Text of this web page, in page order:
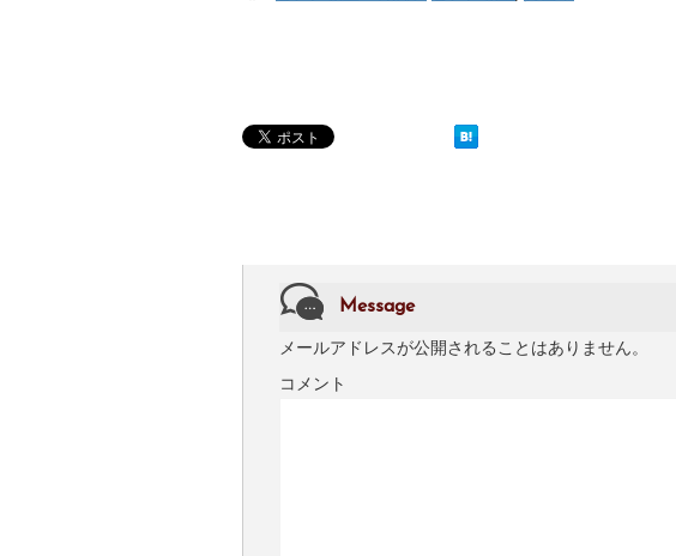
Message
メールアドレスが公開されることはありません。
コメント